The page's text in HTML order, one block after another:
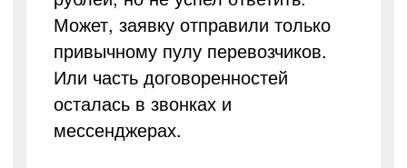
Может, заявку отправили только
привычному пулу перевозчиков.
Или часть договоренностей
осталась в звонках и
мессенджерах.